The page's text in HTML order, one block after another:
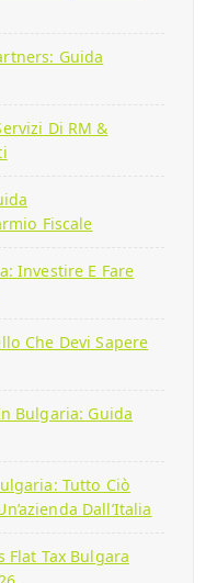
Guida
Di RM &
Fiscale
Investire E Fare
Che Devi Sapere
Bulgaria: Guida
Tutto Ciò
Dall’Italia
Tax Bulgara